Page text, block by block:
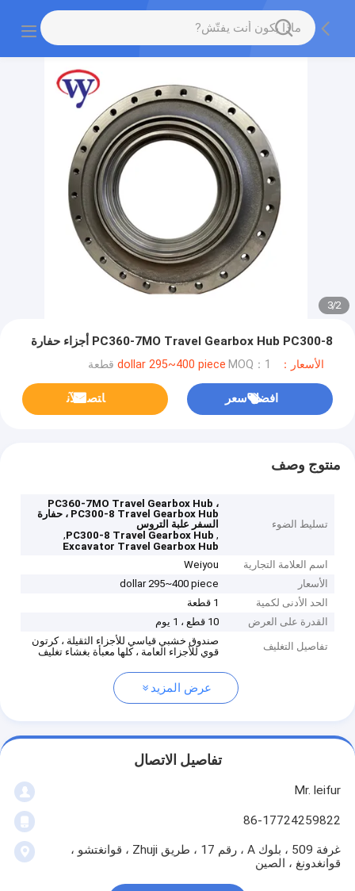
2
/
3
PC360-7MO Travel Gearbox Hub PC300-8 أجزاء حفارة
الأسعار：dollar 295~400 piece MOQ：1 قطعة
افضل سعر ﺎﺘﺼﻟ ﺍﻶﻧ
منتوج وصف
تسليط الضوء
PC360-7MO Travel Gearbox Hub ،
PC300-8 Travel Gearbox Hub ، حفارة
السفر علبة التروس
,
PC300-8 Travel Gearbox Hub
,
Excavator Travel Gearbox Hub
اسم العلامة التجارية
Weiyou
الأسعار
dollar 295~400 piece
الحد الأدنى لكمية
1 قطعة
القدرة على العرض
10 قطع ، 1 يوم
تفاصيل التغليف
صندوق خشبي قياسي للأجزاء الثقيلة ، كرتون
قوي للأجزاء العامة ، كلها معبأة بغشاء تغليف
عرض المزيد
تفاصيل الاتصال
Mr. leifur
86-17724259822
غرفة 509 ، بلوك A ، رقم 17 ، طريق Zhuji ، قوانغتشو ،
قوانغدونغ ، الصين